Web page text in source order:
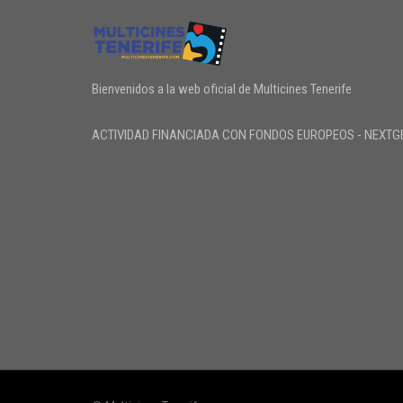
Bienvenidos a la web oficial de Multicines Tenerife
ACTIVIDAD FINANCIADA CON FONDOS EUROPEOS -